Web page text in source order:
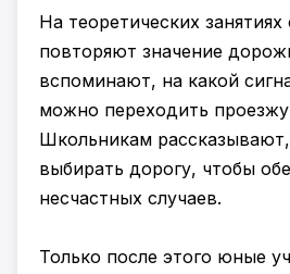
На теоретических занятиях
повторяют значение
вспоминают, на какой
можно переходить
Школьникам
выбирать дорогу, чтобы
несчастных случаев.
Только после этого юные